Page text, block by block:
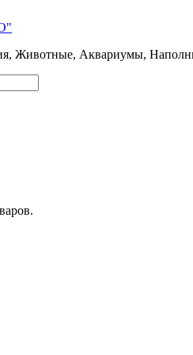
Животные, Аквариумы,